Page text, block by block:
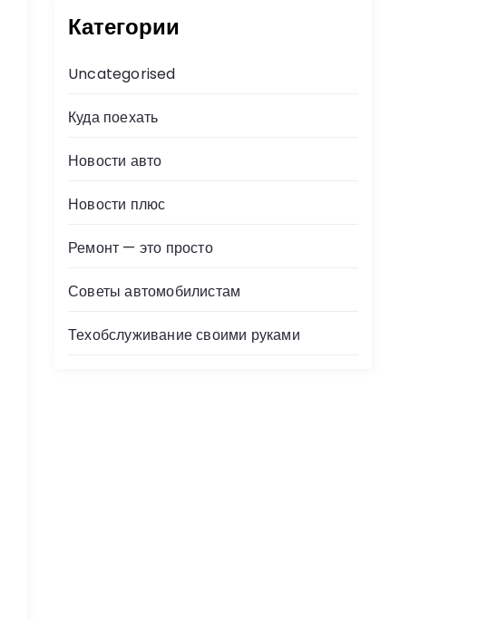
Категории
Uncategorised
Куда поехать
Новости авто
Новости плюс
Ремонт — это просто
Советы автомобилистам
Техобслуживание своими руками